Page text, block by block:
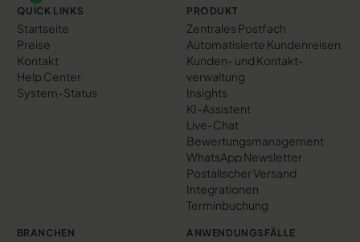
QUICK LINKS
Startseite
Preise
Kontakt
Help Center
System-Status
PRODUKT
Zentrales Postfach
Automatisierte Kundenreisen
Kunden- und Kontakt­
verwaltung
Insights
KI-Assistent
Live-Chat
Bewertungs­management
WhatsApp Newsletter
Postalischer Versand
Integrationen
Terminbuchung
BRANCHEN ANWENDUNGSFÄLLE